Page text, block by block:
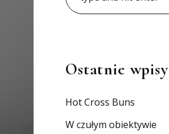
Ostatnie wpisy
Hot Cross Buns
W czułym obiektywie